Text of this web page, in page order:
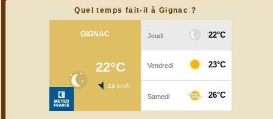
Quel temps fait-il à Gignac ?